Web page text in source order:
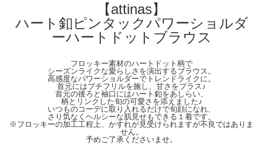
裾幅：104cm
【Color】#28 アイボリー/#05 ブラック
ございます。 色合いはモニター環境により若干の誤差が出ます。 ライティングや
天候によりモデル画像と物撮り画像のカラーに違いある場合、物撮り画像の方が
実際のカラーに近い状態で撮影されておりますので、そちらを参考にしてください
【attinas】
ハート釦ピンタックパワーショルダ
ーハートドットブラウス
フロッキー素材のハートドット柄で
シーズンライクな愛らしさを演出するブラウス。
高感度なパワーショルダーでトレンドライクに。
首元にはプチフリルを施し、甘さをプラス♪
首元の後ろと袖口にはハート釦をあしらい、
柄とリンクした旬の可愛さを添えました♪
いつものコーデに取り入れるだけで旬顔になれ、
さり気なくヘルシーな肌見せもできる１着です。
※フロッキーの加工工程上、かすれが見受けられますが不良ではありま
せん。
予めご了承くださいませ。